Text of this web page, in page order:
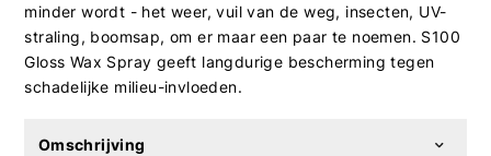
minder wordt - het weer, vuil van de weg, insecten, UV-
straling, boomsap, om er maar een paar te noemen. S100
Gloss Wax Spray geeft langdurige bescherming tegen
schadelijke milieu-invloeden.
Omschrijving